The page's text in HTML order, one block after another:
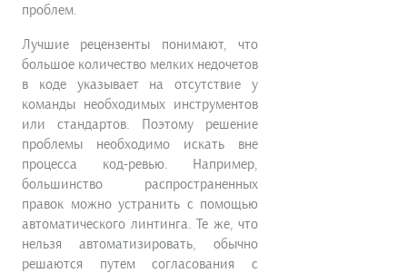
проблем.
Лучшие рецензенты понимают, что
большое количество мелких недочетов
в коде указывает на отсутствие у
команды необходимых инструментов
или стандартов. Поэтому решение
проблемы необходимо искать вне
процесса код-ревью. Например,
большинство распространенных
правок можно устранить с помощью
автоматического линтинга. Те же, что
нельзя автоматизировать, обычно
решаются путем согласования с